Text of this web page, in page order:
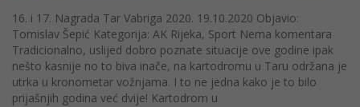
16. i 17. Nagrada Tar Vabriga 2020. 19.10.2020 Objavio:
Tomislav Šepić Kategorija: AK Rijeka, Sport Nema komentara
Tradicionalno, uslijed dobro poznate situacije ove godine ipak
nešto kasnije no to biva inače, na kartodromu u Taru održana je
utrka u kronometar vožnjama. I to ne jedna kako je to bilo
prijašnjih godina već dvije! Kartodrom u